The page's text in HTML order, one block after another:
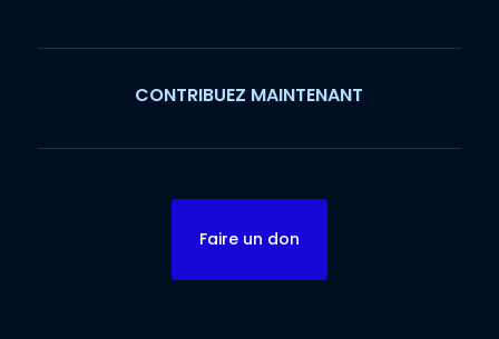
CONTRIBUEZ MAINTENANT
Faire un don